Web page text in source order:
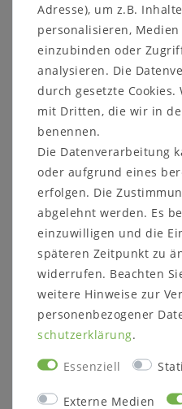
Öl Finish
Smoked
White Wash
Desert
Old Bassano
Mocca Black
Allen Platten sind
Untergestell:Eisen
Lieferzustand:
Sie haben eine
Produkt?
Adresse), um z.B.
personalisieren,
einzubinden oder
analysieren. Die
durch gesetzte
mit Dritten, die wir in
benennen.
Die Datenverarbeitung
oder aufgrund eines
erfolgen. Die
abgelehnt werden. Es
einzuwilligen und die
späteren Zeitpunkt zu
widerrufen. Beachten
weitere Hinweise zur
personenbezogener
schutz­erklärung.
Essenziell
Externe Medien